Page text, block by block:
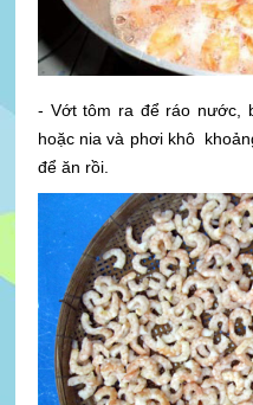
- Vớt tôm ra để ráo nước,
hoặc nia và phơi khô
để ăn rồi.